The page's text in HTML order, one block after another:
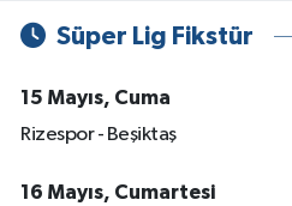
Süper Lig Fikstür
15 Mayıs, Cuma
Rizespor - Beşiktaş
16 Mayıs, Cumartesi